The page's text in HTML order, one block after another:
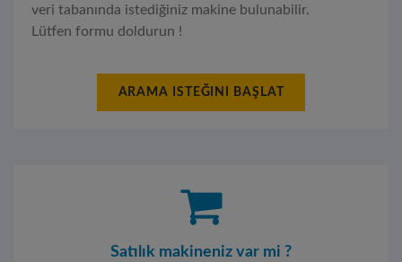
veri tabanında istediğiniz makine bulunabilir.
Lütfen formu doldurun !
ARAMA ISTEĞINI BAŞLAT
Satılık makineniz var mi ?